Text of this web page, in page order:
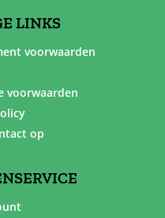
LINKS
voorwaarden
voorwaarden
op